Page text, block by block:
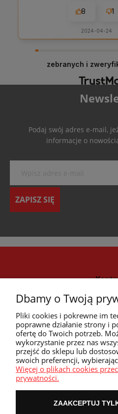
8 1
2024-04-24
zebranych i
Podaj swój adres e-mail,
informacje o
ZAPISZ SIĘ
Strefa
Dbamy o Twoją
Pliki cookies i pokrewne im
poprawne działanie strony i
ofertę do Twoich potrzeb.
wykorzystanie przez nas
przejść do sklepu lub
swoich preferencji,
Więcej o plikach cookies
prywatności.
ZAAKCEPTUJ